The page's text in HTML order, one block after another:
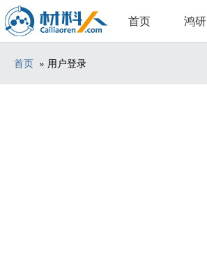
首页 鸿研
首页 » 用户登录